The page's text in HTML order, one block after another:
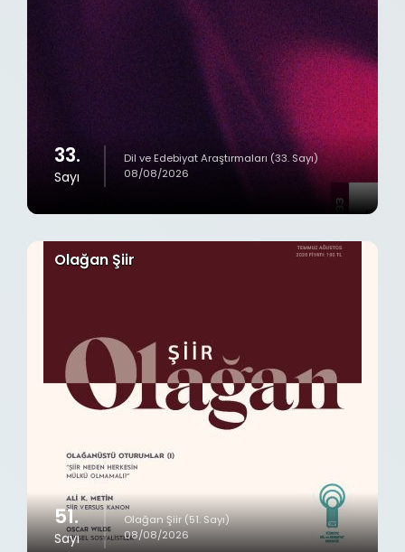
33.
Sayı
Dil ve Edebiyat Araştırmaları (33. Sayı)
08/08/2026
Olağan Şiir
51.
Sayı
Olağan Şiir (51. Sayı)
08/08/2026